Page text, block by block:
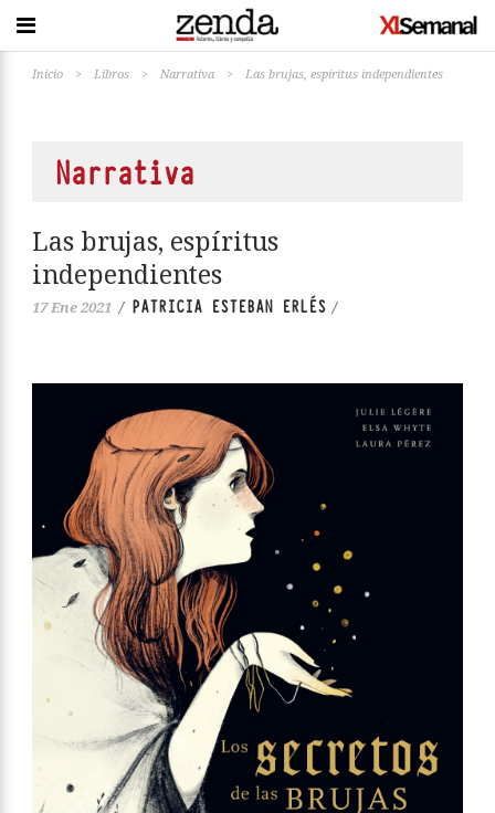
Inicio > Libros > Narrativa > Las brujas, espíritus independientes
Narrativa
Las brujas, espíritus
independientes
17 Ene 2021 / PATRICIA ESTEBAN ERLÉS /